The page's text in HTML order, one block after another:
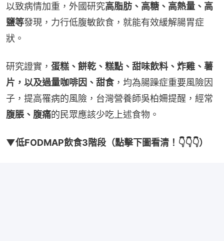
以致病情加重，外國研究高脂肪、高糖、高熱量、高
鹽等發現，力行低腹敏飲食，就能有效緩解腸胃症
狀。
研究證實， 蛋糕、餅乾、糕點、甜味飲料、炸雞、薯
片，以及過量咖啡因、甜食 ，均為腸躁症重要風險因
子，提高罹病的風險，台灣營養師吳柏姍提醒，經常
腹脹、腹痛的民眾應該少吃上述食物。
▼低FODMAP飲食3階段（點擊下圖看清！👇👇👇）